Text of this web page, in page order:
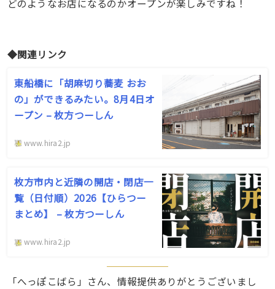
どのようなお店になるのかオープンが楽しみですね！
◆関連リンク
東船橋に「胡麻切り蕎麦 おお
の」ができるみたい。8月4日オ
ープン – 枚方つーしん
www.hira2.jp
枚方市内と近隣の開店・閉店一
覧（日付順）2026【ひらつー
まとめ】 – 枚方つーしん
www.hira2.jp
「へっぽこばら」さん、情報提供ありがとうございまし